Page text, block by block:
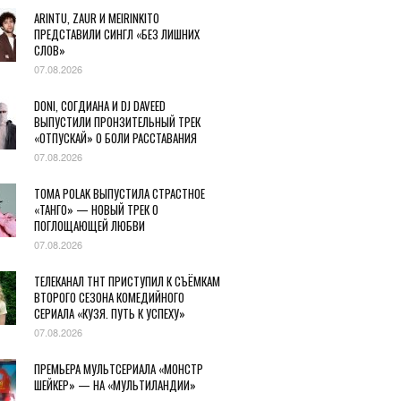
ARINTU, ZAUR И MEIRINKITO
ПРЕДСТАВИЛИ СИНГЛ «БЕЗ ЛИШНИХ
СЛОВ»
07.08.2026
DONI, СОГДИАНА И DJ DAVEED
ВЫПУСТИЛИ ПРОНЗИТЕЛЬНЫЙ ТРЕК
«ОТПУСКАЙ» О БОЛИ РАССТАВАНИЯ
07.08.2026
TOMA POLAK ВЫПУСТИЛА СТРАСТНОЕ
«ТАНГО» — НОВЫЙ ТРЕК О
ПОГЛОЩАЮЩЕЙ ЛЮБВИ
07.08.2026
ТЕЛЕКАНАЛ ТНТ ПРИСТУПИЛ К СЪЁМКАМ
ВТОРОГО СЕЗОНА КОМЕДИЙНОГО
СЕРИАЛА «КУЗЯ. ПУТЬ К УСПЕХУ»
07.08.2026
ПРЕМЬЕРА МУЛЬТСЕРИАЛА «МОНСТР
ШЕЙКЕР» — НА «МУЛЬТИЛАНДИИ»